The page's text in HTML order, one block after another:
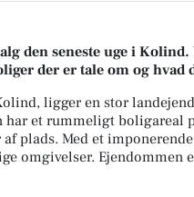
den seneste uge i
der er tale om og hvad
ligger en stor
et rummeligt boligareal
plads. Med et
omgivelser. Ejendommen